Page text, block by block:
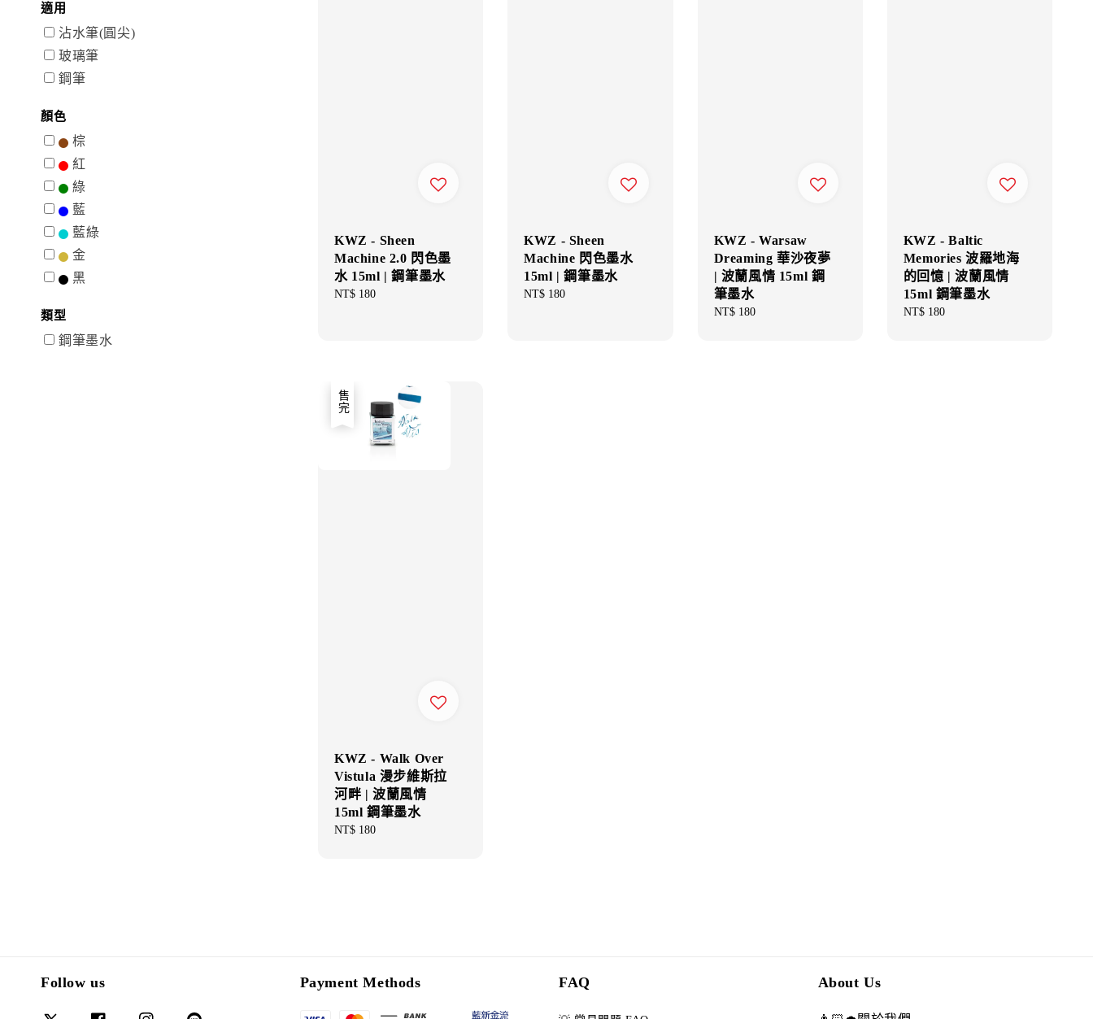
適用
沾水筆(圓尖)
玻璃筆
鋼筆
顏色
棕
紅
綠
藍
藍綠
金
黑
類型
鋼筆墨水
KWZ - Sheen
Machine 2.0 閃色墨
水 15ml | 鋼筆墨水
Regular
NT$ 180
KWZ - Sheen
Machine 閃色墨水
15ml | 鋼筆墨水
Regular
NT$ 180
KWZ - Warsaw
Dreaming 華沙夜夢
| 波蘭風情 15ml 鋼
筆墨水
Regular
NT$ 180
KWZ - Baltic
Memories 波羅地海
的回憶 | 波蘭風情
15ml 鋼筆墨水
Regular
NT$ 180
售完
KWZ - Walk Over
Vistula 漫步維斯拉
河畔 | 波蘭風情
15ml 鋼筆墨水
Regular
NT$ 180
Follow us Payment Methods FAQ About Us